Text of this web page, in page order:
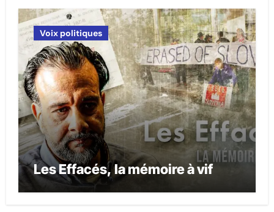
Voix politiques
Les Effacés, la mémoire à vif